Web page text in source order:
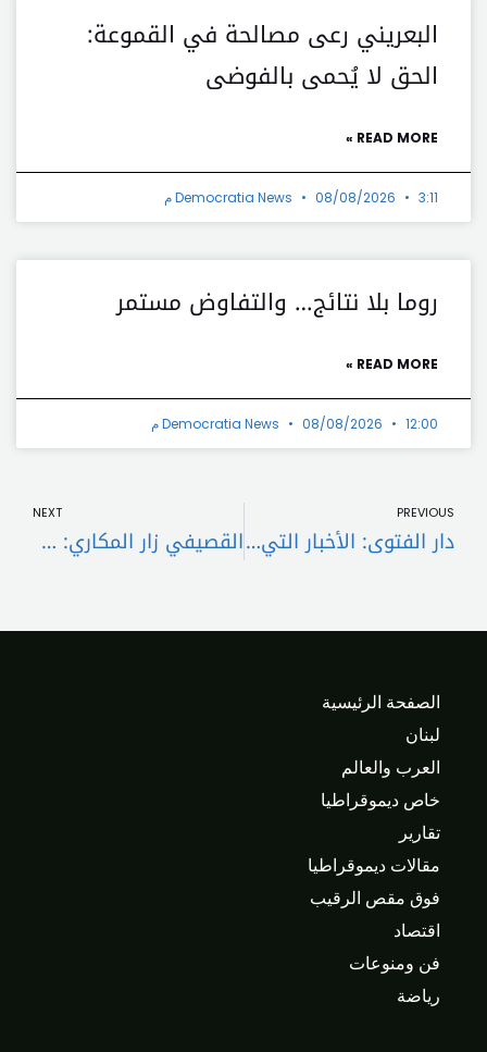
البعريني رعى مصالحة في القموعة:
الحق لا يُحمى بالفوضى
READ MORE »
Democratia News 08/08/2026 3:11 م
روما بلا نتائج… والتفاوض مستمر
READ MORE »
Democratia News 08/08/2026 12:00 م
PREVIOUS
دار الفتوى: الأخبار التي تنسب للمفتي تحليلات وفرضيات شخصية
NEXT
القصيفي زار المكاري: شدّدنا على ضرورة صون الحريات الصحافية
الصفحة الرئيسية
لبنان
العرب والعالم
خاص ديموقراطيا
تقارير
مقالات ديموقراطيا
فوق مقص الرقيب
اقتصاد
فن ومنوعات
رياضة